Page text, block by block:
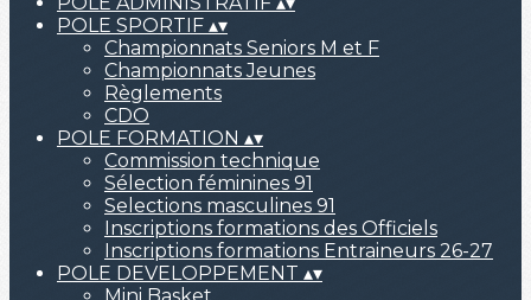
POLE SPORTIF ▴▾
Championnats Seniors M et F
Championnats Jeunes
Règlements
CDO
POLE FORMATION ▴▾
Commission technique
Sélection féminines 91
Selections masculines 91
Inscriptions formations des Officiels
Inscriptions formations Entraineurs 26-27
POLE DEVELOPPEMENT ▴▾